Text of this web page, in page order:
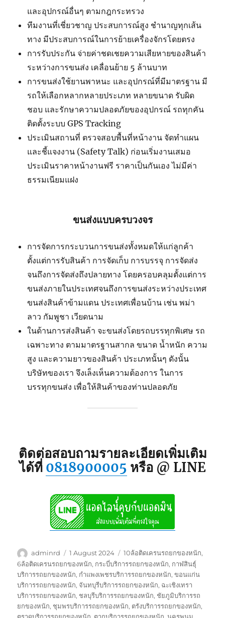
และอุปกรณ์อื่นๆ ตามกฎกระทรวง
ทีมงานที่เชี่ยวชาญ ประสบการณ์สูง ชำนาญทุกเส้น
ทาง มีประสบการณ์ในการย้ายเครื่องจักรโดยตรง
การรับประกัน จ่ายค่าชดเชยความเสียหายของสินค้า
ระหว่างการขนส่ง เคลื่อนย้าย 5 ล้านบาท
การขนส่งใช้ยานพาหนะ และอุปกรณ์ที่มีมาตรฐาน มี
รถให้เลือกหลากหลายประเภท หลายขนาด รับผิด
ชอบ และรักษาความปลอดภัยของอุปกรณ์ รถทุกคัน
ติดตั้งระบบ GPS Tracking
ประเมินสถานที่ ตรวจสอบพื้นที่หน้างาน จัดทำแผน
และชี้แจงงาน (Safety Talk) ก่อนเริ่มงานเสมอ
ประเมินราคาหน้างานฟรี ราคาเป็นกันเอง ไม่มีค่า
ธรรมเนียมแฝง
ขนส่งแบบครบวงจร
การจัดการกระบวนการขนส่งทั้งหมดให้แก่ลูกค้า
ตั้งแต่การรับสินค้า การจัดเก็บ การบรรจุ การจัดส่ง
จนถึงการจัดส่งถึงปลายทาง โดยครอบคลุมตั้งแต่การ
ขนส่งภายในประเทศจนถึงการขนส่งระหว่างประเทศ
ขนส่งสินค้าข้ามแดน ประเทศเพื่อนบ้าน เช่น พม่า
ลาว กัมพูชา เวียดนาม
ในด้านการส่งสินค้า จะขนส่งโดยรถบรรทุกพิเศษ รถ
เฉพาะทาง ตามมาตรฐานสากล ขนาด น้ำหนัก ความ
สูง และความยาวของสินค้า ประเภทนั้นๆ ดังนั้น
บริษัทของเรา จึงเล็งเห็นความต้องการ ในการ
บรรทุกขนส่ง เพื่อให้สินค้าของท่านปลอดภัย
ติดต่อสอบถามรายละเอียดเพิ่มเติม
ได้ที่ 0818900005 หรือ @ LINE
Author
adminrd
Posted
on
1 August 2024 Tags
10ล้อติดเครนรถยกของหนัก,
6ล้อติดเครนรถยกของหนัก, กระบี่บริการรถยกของหนัก, กาฬสินธุ์
บริการรถยกของหนัก, กำแพงเพชรบริการรถยกของหนัก,ขอนแก่น
บริการรถยกของหนัก, จันทบุรีบริการรถยกของหนัก, ฉะเชิงเทรา
บริการรถยกของหนัก, ชลบุรีบริการรถยกของหนัก, ชัยภูมิบริการรถ
ยกของหนัก, ชุมพรบริการรถยกของหนัก, ตรังบริการรถยกของหนัก,
ตราดบริการรถยกของหนัก, ตากบริการรถยกของหนัก,นครพนม